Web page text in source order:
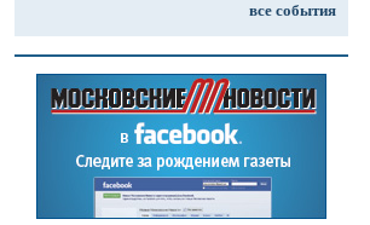
все события